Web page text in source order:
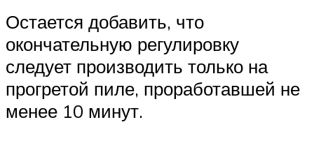
Остается добавить, что
окончательную регулировку
следует производить только на
прогретой пиле, проработавшей не
менее 10 минут.